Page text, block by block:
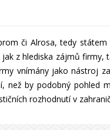
či Alrosa, tedy státem
z hlediska zájmů firmy,
vnímány jako nástroj
než by podobný pohled
rozhodnutí v